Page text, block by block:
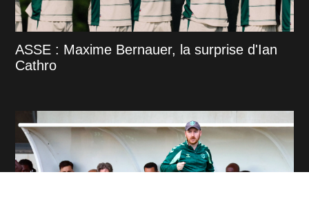
ASSE : Maxime Bernauer, la surprise d'Ian
Cathro